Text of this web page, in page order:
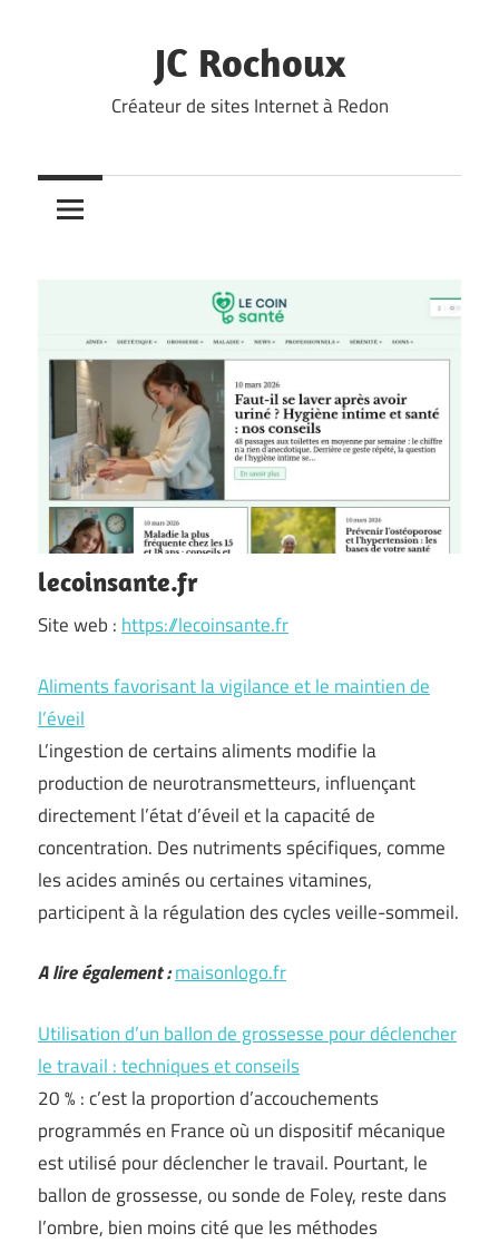
JC Rochoux
Créateur de sites Internet à Redon
lecoinsante.fr
Site web : https://lecoinsante.fr
Aliments favorisant la vigilance et le maintien de
l’éveil
L’ingestion de certains aliments modifie la
production de neurotransmetteurs, influençant
directement l’état d’éveil et la capacité de
concentration. Des nutriments spécifiques, comme
les acides aminés ou certaines vitamines,
participent à la régulation des cycles veille-sommeil.
A lire également :maisonlogo.fr
Utilisation d’un ballon de grossesse pour déclencher
le travail : techniques et conseils
20 % : c’est la proportion d’accouchements
programmés en France où un dispositif mécanique
est utilisé pour déclencher le travail. Pourtant, le
ballon de grossesse, ou sonde de Foley, reste dans
l’ombre, bien moins cité que les méthodes